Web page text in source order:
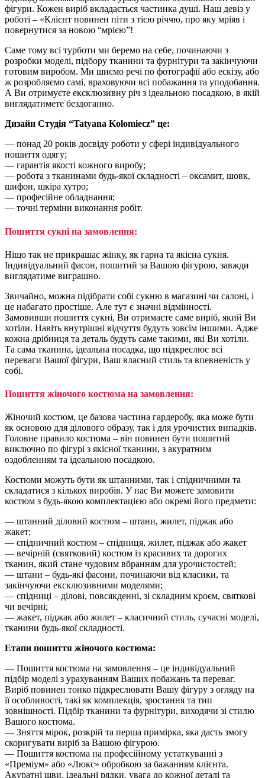
фігури. Кожен виріб вкладається частинка душі. Наш девіз у
роботі – «Клієнт повинен піти з тією річчю, про яку мріяв і
повернутися за новою “мрією”!
Саме тому всі турботи ми беремо на себе, починаючи з
розробки моделі, підбору тканини та фурнітури та закінчуючи
готовим виробом. Ми шиємо речі по фотографії або ескізу, або
ж розробляємо самі, враховуючи всі побажання та уподобання.
А Ви отримуєте ексклюзивну річ з ідеальною посадкою, в якій
виглядатимете бездоганно.
Дизайн Студія “Tatyana Kolomiecz” це:
— понад 20 років досвіду роботи у сфері індивідуального
пошиття одягу;
— гарантія якості кожного виробу;
— робота з тканинами будь-якої складності – оксамит, шовк,
шифон, шкіра хутро;
— професійне обладнання;
— точні терміни виконання робіт.
Пошиття сукні на замовлення:
Ніщо так не прикрашає жінку, як гарна та якісна сукня.
Індивідуальний фасон, пошитий за Вашою фігурою, завжди
виглядатиме виграшно.
Звичайно, можна підібрати собі сукню в магазині чи салоні, і
це набагато простіше. Але тут є значні відмінності.
Замовивши пошиття сукні, Ви отримаєте саме виріб, який Ви
хотіли. Навіть внутрішні відчуття будуть зовсім іншими. Адже
кожна дрібниця та деталь будуть саме такими, які Ви хотіли.
Та сама тканина, ідеальна посадка, що підкреслює всі
переваги Вашої фігури, Ваш власний стиль та впевненість у
собі.
Пошиття жіночого костюма на замовлення:
Жіночий костюм, це базова частина гардеробу, яка може бути
як основою для ділового образу, так і для урочистих випадків.
Головне правило костюма – він повинен бути пошитий
виключно по фігурі з якісної тканини, з акуратним
оздобленням та ідеальною посадкою.
Костюми можуть бути як штанними, так і спідничними та
складатися з кількох виробів. У нас Ви можете замовити
костюм з будь-якою комплектацією або окремі його предмети:
— штанний діловий костюм – штани, жилет, піджак або
жакет;
— спідничний костюм – спідниця, жилет, піджак або жакет
— вечірній (святковий) костюм із красивих та дорогих
тканин, який стане чудовим вбранням для урочистостей;
— штани – будь-які фасони, починаючи від класики, та
закінчуючи ексклюзивними моделями;
— спідниці – ділові, повсякденні, зі складним кроєм, святкові
чи вечірні;
— жакет, піджак або жилет – класичний стиль, сучасні моделі,
тканини будь-якої складності.
Етапи пошиття жіночого костюма:
— Пошиття костюма на замовлення – це індивідуальний
підбір моделі з урахуванням Ваших побажань та переваг.
Виріб повинен тонко підкреслювати Вашу фігуру з огляду на
її особливості, такі як комплекція, зростання та тип
зовнішності. Підбір тканини та фурнітури, виходячи зі стилю
Вашого костюма.
— Зняття мірок, розкрій та перша примірка, яка дасть змогу
скоригувати виріб за Вашою фігурою.
— Пошиття костюма на професійному устаткуванні з
«Преміум» або «Люкс» обробкою за бажанням клієнта.
Акуратні шви, ідеальні рядки, увага до кожної деталі та